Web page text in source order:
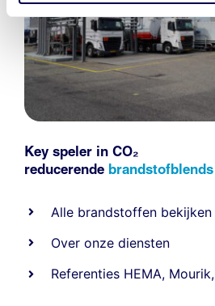
Key speler in CO₂
reducerende brandstofblends
Alle brandstoffen bekijken
Over onze diensten
Referenties HEMA, Mourik,